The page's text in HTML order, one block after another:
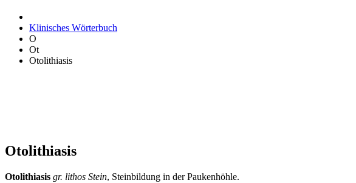
Klinisches Wörterbuch
O
Ot
Otolithiasis
Otolithiasis
Otolithiasis gr. lithos Stein, Steinbildung in der Paukenhöhle.